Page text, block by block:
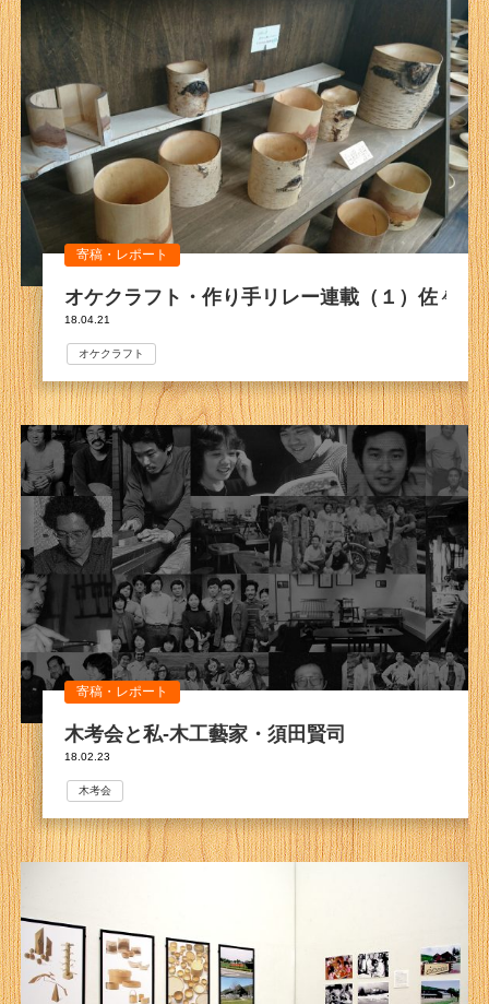
寄稿・レポート
オケクラフト・作り手リレー連載（１）佐々木
18.04.21
オケクラフト
寄稿・レポート
木考会と私-木工藝家・須田賢司
18.02.23
木考会